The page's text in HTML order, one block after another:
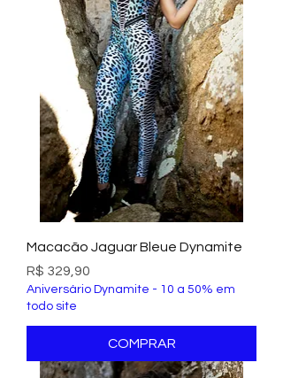
Macacão Jaguar Bleue Dynamite
Preço
R$ 329,90
Aniversário Dynamite - 10 a 50% em
todo site
COMPRAR